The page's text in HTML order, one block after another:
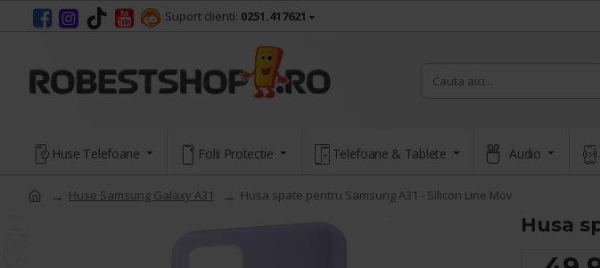
Suport clienti: 0251.417621
Huse Telefoane Folii Protectie Telefoane & Tablete Audio
Huse Samsung Galaxy A31 Husa spate pentru Samsung A31 - Silicon Line Mov
Husa